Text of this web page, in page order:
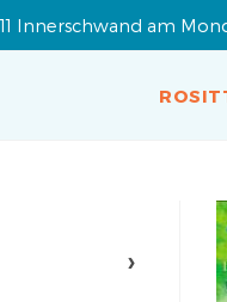
Innerschwand am
›